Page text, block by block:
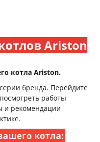
Ariston
котла Ariston.
бренда. Перейдите
работы
и рекомендации
котла: